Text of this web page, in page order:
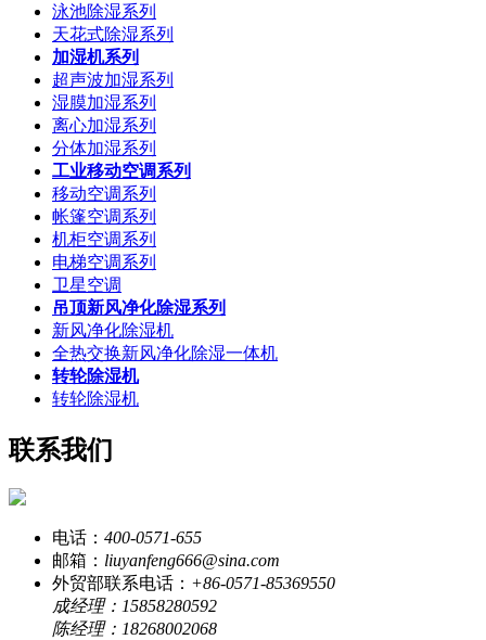
泳池除湿系列
天花式除湿系列
加湿机系列
超声波加湿系列
湿膜加湿系列
离心加湿系列
分体加湿系列
工业移动空调系列
移动空调系列
帐篷空调系列
机柜空调系列
电梯空调系列
卫星空调
吊顶新风净化除湿系列
新风净化除湿机
全热交换新风净化除湿一体机
转轮除湿机
转轮除湿机
联系我们
电话： 400-0571-655
邮箱： liuyanfeng666@sina.com
外贸部联系电话： +86-0571-85369550
成经理：15858280592
陈经理：18268002068